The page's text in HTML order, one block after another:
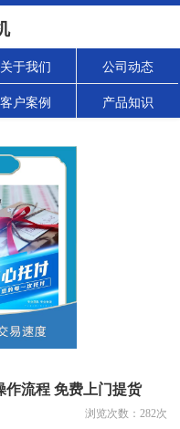
关于我们 公司动态
客户案例 产品知识
作流程 免费上门提货
浏览次数： 282次